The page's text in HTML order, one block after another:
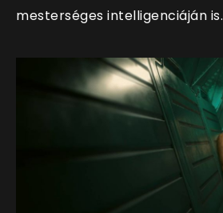
mesterséges intelligenciáján is.